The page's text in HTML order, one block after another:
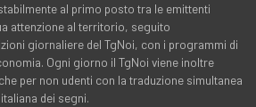
al primo posto tra le emittenti
attenzione al territorio, seguito
giornaliere del TgNoi, con i programmi di
Ogni giorno il TgNoi viene inoltre
per non udenti con la traduzione simultanea
dei segni.